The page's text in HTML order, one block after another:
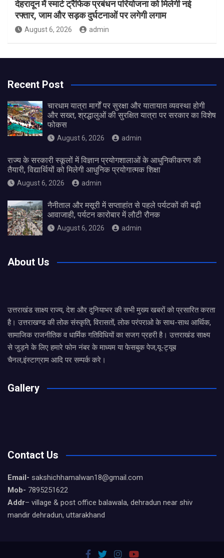
देहरादून में स्मार्ट ट्रैफिक प्रबंधन परियोजना को मिलेगी नई
रफ्तार, जाम और सड़क दुर्घटनाओं पर लगेगी लगाम
August 6, 2026 admin
Recent Post
चारधाम यात्रा मार्गों पर सुरक्षा और यातायात व्यवस्था होगी
और सख्त, श्रद्धालुओं की सुरक्षित यात्रा पर सरकार का विशेष
फोकस
August 6, 2026 admin
राज्य के सरकारी स्कूलों में विज्ञान प्रयोगशालाओं के आधुनिकीकरण की
तैयारी, विद्यार्थियों को मिलेगी आधुनिक प्रयोगात्मक शिक्षा
August 6, 2026 admin
नैनीताल और मसूरी में सप्ताहांत से पहले पर्यटकों की बढ़ी
आवाजाही, पर्यटन कारोबार में लौटी रौनक
August 6, 2026 admin
About Us
उत्तराखंड साक्ष्य राज्य, देश और दुनियाभर की सभी मुख्य खबरों को प्रसारित करता
है। उत्तराखण्ड की लोक संस्कृति, विरासतों, लोक परंपराओ के साथ-साथ आर्थिक,
सामाजिक राजनीतिक व धार्मिक गतिविधियों का सजग प्रहरी है। उत्तराखंड साक्ष्य
से जुड़ने के लिए हमारे फोन नंबर के माध्यम या फेसबुक पेज,यू-ट्यूब
चैनल,इंस्टाग्राम आदि पर सम्पर्क करे।
Gallery
Contact Us
Email- sakshichhamalwan18@gmail.com
Mob- 7895251622
Addr– village & post office balawala, dehradun near shiv
mandir dehradun, uttarakhand